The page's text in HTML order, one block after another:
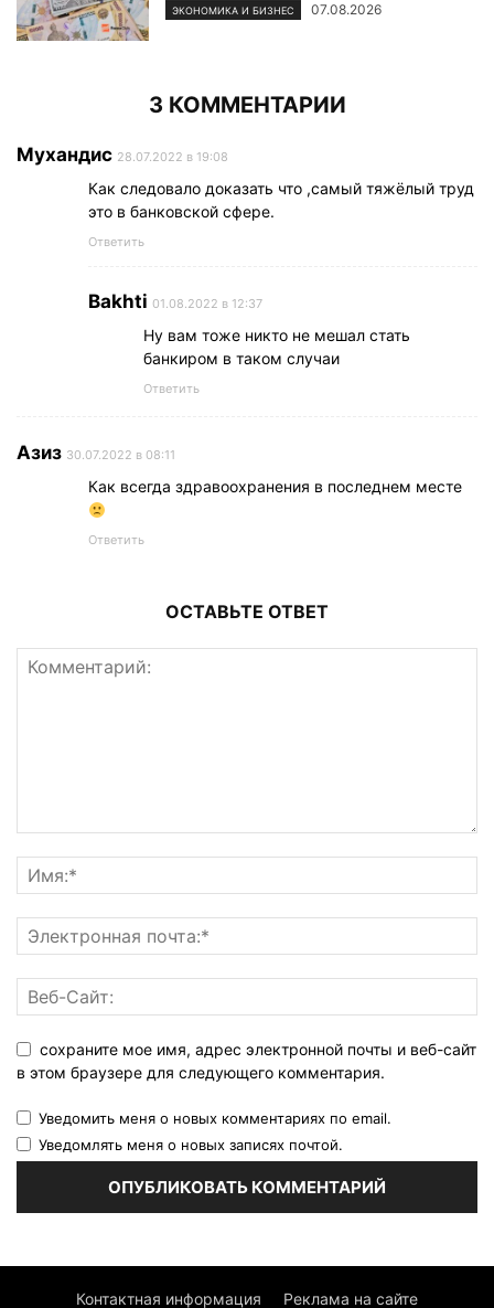
ЭКОНОМИКА И БИЗНЕС 07.08.2026
3 КОММЕНТАРИИ
Мухандис 28.07.2022 в 19:08
Как следовало доказать что ,самый тяжёлый труд
это в банковской сфере.
Ответить
Bakhti 01.08.2022 в 12:37
Ну вам тоже никто не мешал стать
банкиром в таком случаи
Ответить
Азиз 30.07.2022 в 08:11
Как всегда здравоохранения в последнем месте
Ответить
ОСТАВЬТЕ ОТВЕТ
сохраните мое имя, адрес электронной почты и веб-сайт
в этом браузере для следующего комментария.
Уведомить меня о новых комментариях по email.
Уведомлять меня о новых записях почтой.
Контактная информация Реклама на сайте